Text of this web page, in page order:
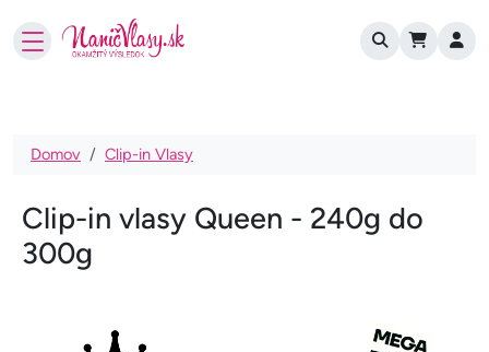
User account
Omrvinka
Domov Clip-in Vlasy
Clip-in vlasy Queen - 240g do
300g